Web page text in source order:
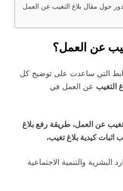
حول مقال بلاغ التغيب عن العمل
عن العمل؟
التي ساعدت على توضيح كل
التغيب عن العمل في
تغيب عن العمل، طريقة رفع بلاغ
اثبات كيدية بلاغ تغيب،
البشرية والتنمية الاجتماعية